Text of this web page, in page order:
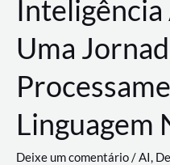
Uma
Linguagem
Deixe um comentário/AI,